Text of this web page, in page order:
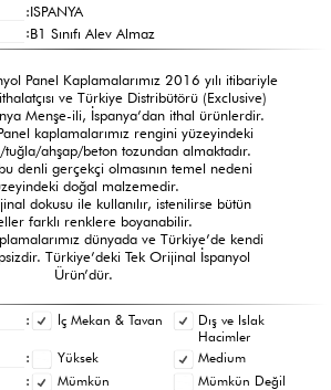
:ISPANYA
:B1 Sınıfı Alev Almaz
Panel Kaplamalarımız 2016 yılı itibariyle
ve Türkiye Distribütörü (Exclusive)
Menşe-ili, İspanya’dan ithal ürünlerdir.
kaplamalarımız rengini yüzeyindeki
tuğla/ahşap/beton tozundan almaktadır.
denli gerçekçi olmasının temel nedeni
doğal malzemedir.
dokusu ile kullanılır, istenilirse bütün
farklı renklere boyanabilir.
dünyada ve Türkiye’de kendi
Türkiye’deki Tek Orijinal İspanyol
Ürün’dür.
: İç Mekan & Tavan
Dış ve Islak
Hacimler
: Yüksek Medium
: Mümkün Mümkün Değil